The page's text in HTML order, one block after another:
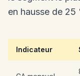
en hausse de 25
Indicateur